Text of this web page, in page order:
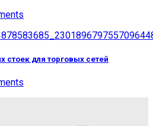
стоек для торговых сетей